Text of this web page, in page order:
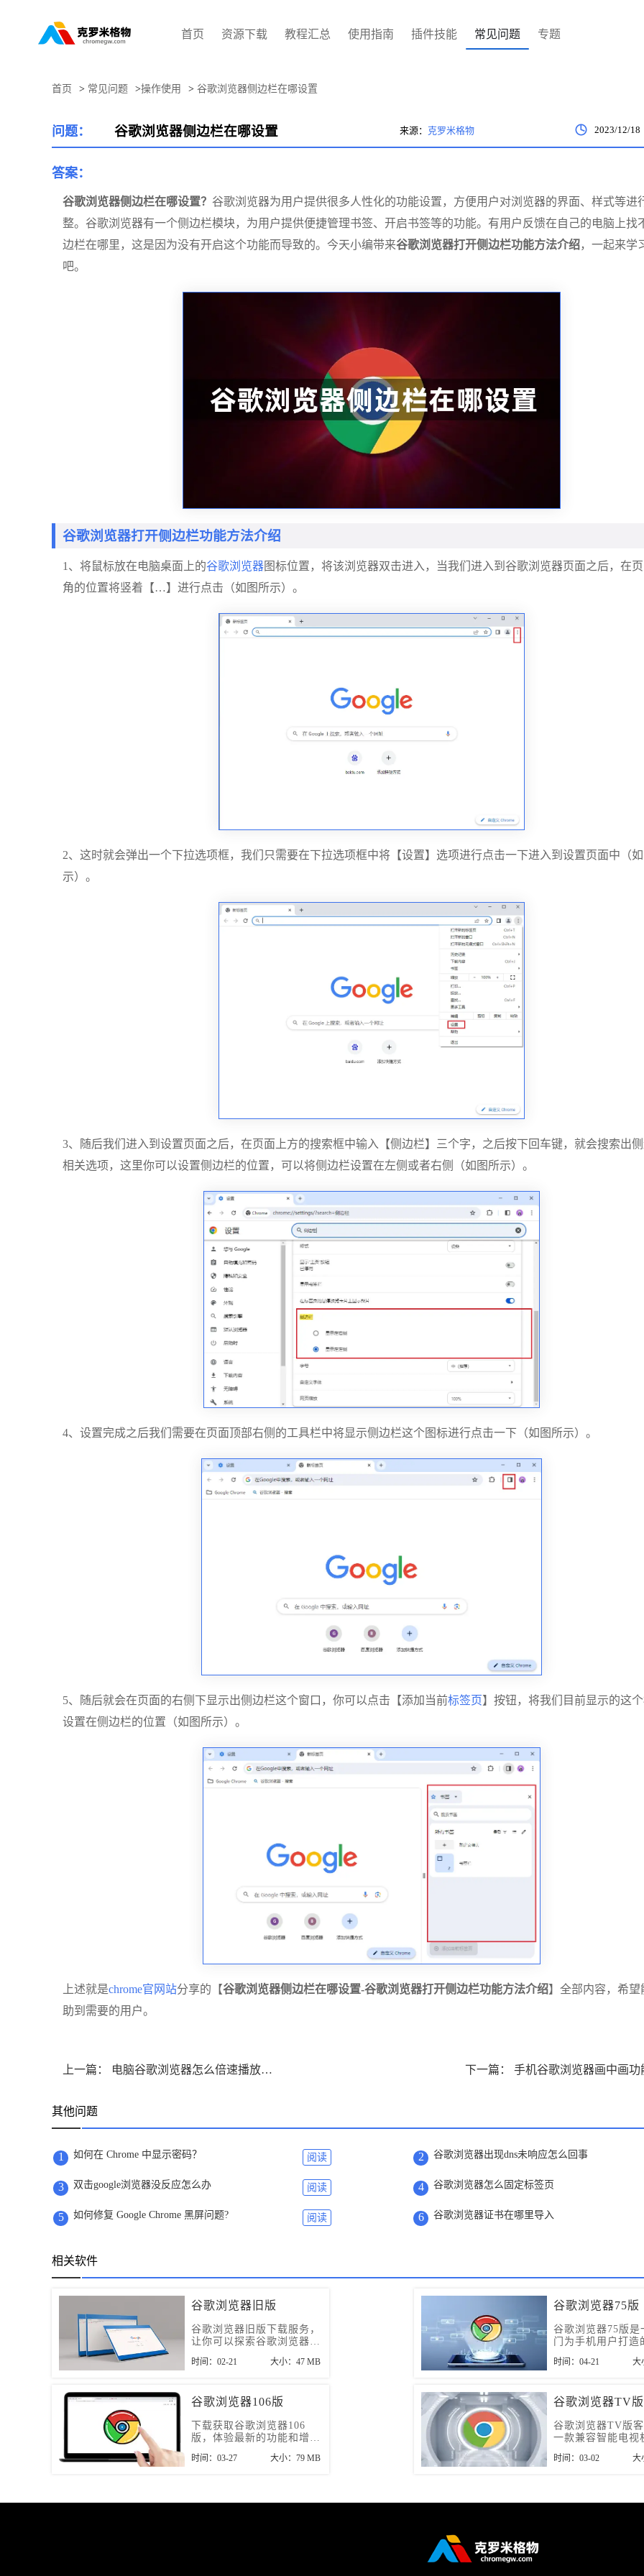
首页 资源下载 教程汇总 使用指南 插件技能 常见问题 专题
首页 > 常见问题 >操作使用 > 谷歌浏览器侧边栏在哪设置
问题： 谷歌浏览器侧边栏在哪设置 来源： 克罗米格物 2023/12/18
答案：
谷歌浏览器侧边栏在哪设置？ 谷歌浏览器为用户提供很多人性化的功能设置，方便用户对浏览器的界面、样式等进
整。谷歌浏览器有一个侧边栏模块，为用户提供便捷管理书签、开启书签等的功能。有用户反馈在自己的电脑上找
边栏在哪里，这是因为没有开启这个功能而导致的。今天小编带来谷歌浏览器打开侧边栏功能方法介绍，一起来学
吧。
谷歌浏览器打开侧边栏功能方法介绍
1、将鼠标放在电脑桌面上的谷歌浏览器图标位置，将该浏览器双击进入，当我们进入到谷歌浏览器页面之后，在
角的位置将竖着【…】进行点击（如图所示）。
2、这时就会弹出一个下拉选项框，我们只需要在下拉选项框中将【设置】选项进行点击一下进入到设置页面中（
示）。
3、随后我们进入到设置页面之后，在页面上方的搜索框中输入【侧边栏】三个字，之后按下回车键，就会搜索出
相关选项，这里你可以设置侧边栏的位置，可以将侧边栏设置在左侧或者右侧（如图所示）。
4、设置完成之后我们需要在页面顶部右侧的工具栏中将显示侧边栏这个图标进行点击一下（如图所示）。
5、随后就会在页面的右侧下显示出侧边栏这个窗口，你可以点击【添加当前标签页】按钮，将我们目前显示的这
设置在侧边栏的位置（如图所示）。
上述就是chrome官网站分享的【谷歌浏览器侧边栏在哪设置-谷歌浏览器打开侧边栏功能方法介绍】全部内容，希望
助到需要的用户。
上一篇： 电脑谷歌浏览器怎么倍速播放视频-谷歌浏览器倍速播放视频操作步骤
其他问题
1 如何在 Chrome 中显示密码？ 阅读 2 谷歌浏览器出现dns未响应怎么回事
3 双击google浏览器没反应怎么办 阅读 4 谷歌浏览器怎么固定标签页
5 如何修复 Google Chrome 黑屏问题? 阅读 6 谷歌浏览器证书在哪里导入
相关软件
谷歌浏览器旧版
谷歌浏览器旧版下载服务，
让你可以探索谷歌浏览器的
受不一样的互联网世界。
时间：02-21 大小：47 MB
谷歌浏览器75版
谷歌浏览器75版是
门为手机用户打造
功能，让用户快速
时间：04-21 大
谷歌浏览器106版
下载获取谷歌浏览器106
版，体验最新的功能和增强
安装和升级到此版本。
时间：03-27 大小：79 MB
谷歌浏览器TV版
谷歌浏览器TV版
一款兼容智能电视
来本站下载看看。
时间：03-02 大